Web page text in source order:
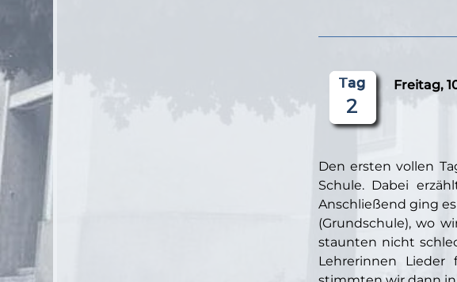
Freitag,
Den ersten vollen
Schule. Dabei
Anschließend ging
(Grundschule), wo
staunten nicht
Lehrerinnen